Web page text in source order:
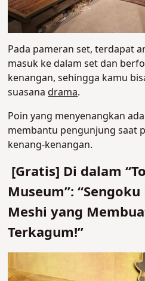
Pada pameran set, terdapat
masuk ke dalam set dan
kenangan, sehingga kamu
suasanadrama.
Poin yang menyenangkan
membantu pengunjung saat
kenang-kenangan.
[Gratis] Di dalam
Museum”:
Meshi yang
Terkagum!”